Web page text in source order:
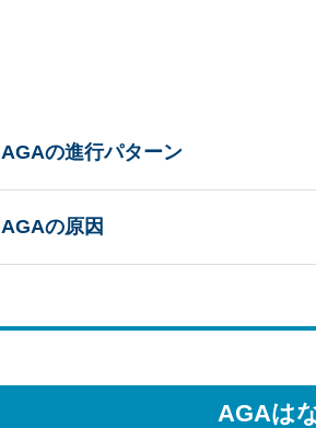
AGAの進行パターン
AGAは進行パターンから種類を分類すること
AGAの原因
の中でも最大の原因は、男性ホルモンの影響
AGAは